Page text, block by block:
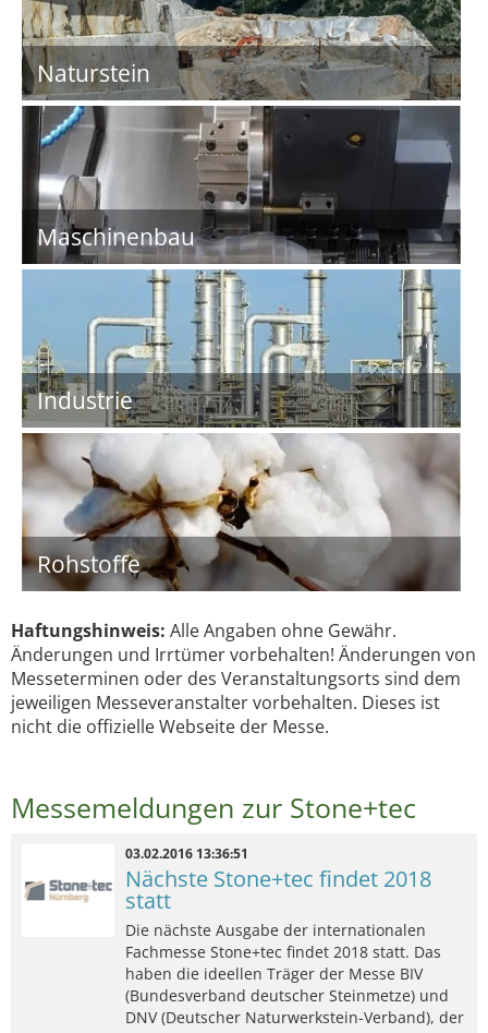
Naturstein
Maschinenbau
Industrie
Rohstoffe
Haftungshinweis: Alle Angaben ohne Gewähr.
Änderungen und Irrtümer vorbehalten! Änderungen von
Messeterminen oder des Veranstaltungsorts sind dem
jeweiligen Messeveranstalter vorbehalten. Dieses ist
nicht die offizielle Webseite der Messe.
Messemeldungen zur Stone+tec
03.02.2016 13:36:51
Nächste Stone+tec findet 2018
statt
Die nächste Ausgabe der internationalen
Fachmesse Stone+tec findet 2018 statt. Das
haben die ideellen Träger der Messe BIV
(Bundesverband deutscher Steinmetze) und
DNV (Deutscher Naturwerkstein-Verband), der